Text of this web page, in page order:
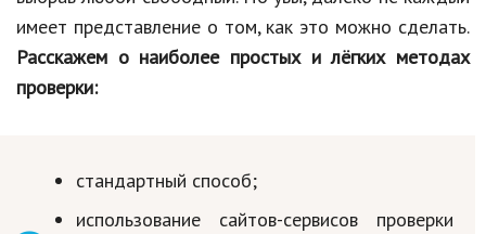
Разное
Работа и бизнес
Праздники и подарки
имеет представление о том, как это можно сделать.
Расскажем о наиболее простых и лёгких методах
проверки:
стандартный способ;
использование сайтов-сервисов проверки